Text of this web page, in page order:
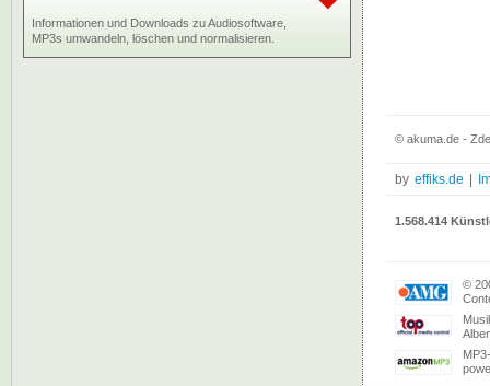
Informationen und Downloads zu Audiosoftware,
MP3s umwandeln, löschen und normalisieren.
© akuma.de -
by effiks.de
1.568.414
©